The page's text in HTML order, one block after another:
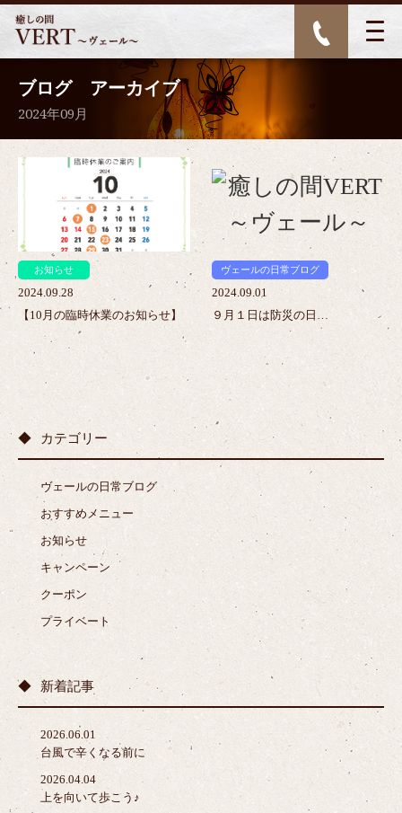
ブログ アーカイブ
2024年09月
>
お知らせ
2024.09.28
【10月の臨時休業のお知らせ】
ヴェールの日常ブログ
2024.09.01
９月１日は防災の日…
カテゴリー
ヴェールの日常ブログ
おすすめメニュー
お知らせ
キャンペーン
クーポン
プライベート
新着記事
2026.06.01
台風で辛くなる前に
2026.04.04
上を向いて歩こう♪